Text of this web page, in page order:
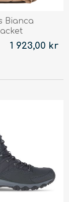
Bianca
1 923,00 kr